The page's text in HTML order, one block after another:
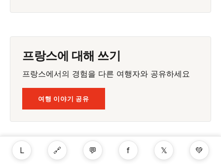
프랑스에 대해 쓰기
프랑스에서의 경험을 다른 여행자와 공유하세요
여행 이야기 공유
L 🔗 💬 f 𝕏 💚